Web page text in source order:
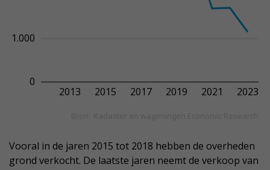
Vooral in de jaren 2015 tot 2018 hebben de overheden
grond verkocht. De laatste jaren neemt de verkoop van